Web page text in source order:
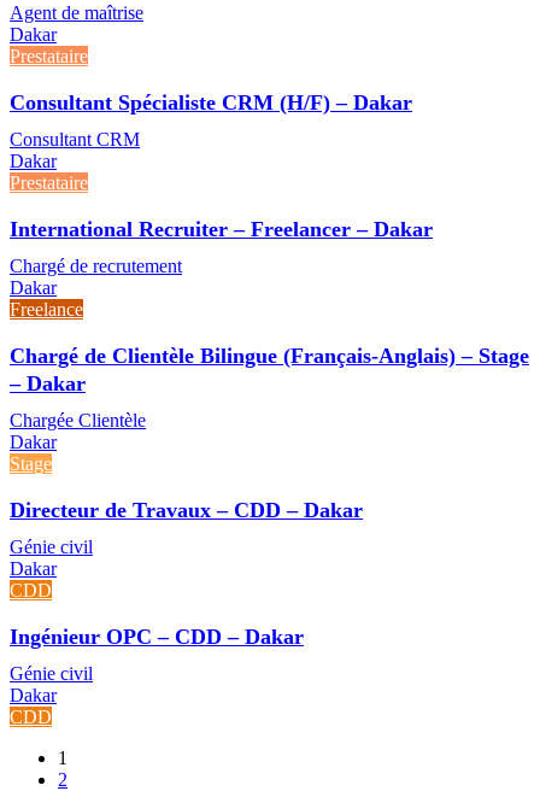
Agent de maîtrise
Dakar
Prestataire
Consultant Spécialiste CRM (H/F) – Dakar
Consultant CRM
Dakar
Prestataire
International Recruiter – Freelancer – Dakar
Chargé de recrutement
Dakar
Freelance
Chargé de Clientèle Bilingue (Français-Anglais) – Stage
– Dakar
Chargée Clientèle
Dakar
Stage
Directeur de Travaux – CDD – Dakar
Génie civil
Dakar
CDD
Ingénieur OPC – CDD – Dakar
Génie civil
Dakar
CDD
1
2